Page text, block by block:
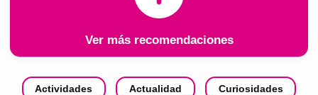
Ver más recomendaciones
Actividades Actualidad Curiosidades